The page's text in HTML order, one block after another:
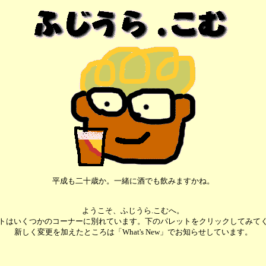
平成も二十歳か。一緒に酒でも飲みますかね。
ようこそ、ふじうら.こむへ。
はいくつかのコーナーに別れています。下のパレットをクリックしてみてく
新しく変更を加えたところは「What's New」でお知らせしています。